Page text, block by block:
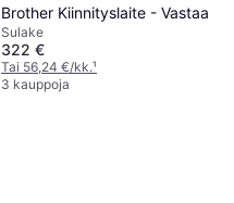
Brother Kiinnityslaite - Vastaa
Sulake
322 €
Tai 56,24 €/kk.¹
3 kauppoja